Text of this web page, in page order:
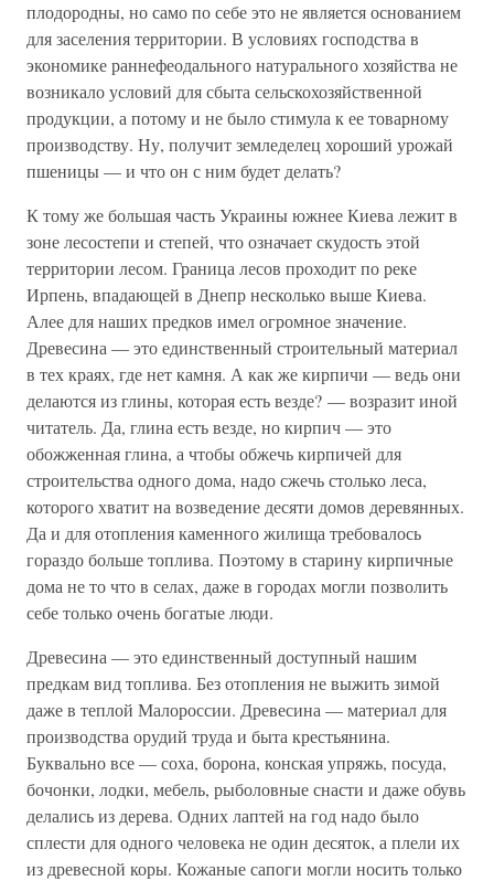
плодородны, но само по себе это не является основанием
для заселения территории. В условиях господства в
экономике раннефеодального натурального хозяйства не
возникало условий для сбыта сельскохозяйственной
продукции, а потому и не было стимула к ее товарному
производству. Ну, получит земледелец хороший урожай
пшеницы — и что он с ним будет делать?
К тому же большая часть Украины южнее Киева лежит в
зоне лесостепи и степей, что означает скудость этой
территории лесом. Граница лесов проходит по реке
Ирпень, впадающей в Днепр несколько выше Киева.
Алее для наших предков имел огромное значение.
Древесина — это единственный строительный материал
в тех краях, где нет камня. А как же кирпичи — ведь они
делаются из глины, которая есть везде? — возразит иной
читатель. Да, глина есть везде, но кирпич — это
обожженная глина, а чтобы обжечь кирпичей для
строительства одного дома, надо сжечь столько леса,
которого хватит на возведение десяти домов деревянных.
Да и для отопления каменного жилища требовалось
гораздо больше топлива. Поэтому в старину кирпичные
дома не то что в селах, даже в городах могли позволить
себе только очень богатые люди.
Древесина — это единственный доступный нашим
предкам вид топлива. Без отопления не выжить зимой
даже в теплой Малороссии. Древесина — материал для
производства орудий труда и быта крестьянина.
Буквально все — соха, борона, конская упряжь, посуда,
бочонки, лодки, мебель, рыболовные снасти и даже обувь
делались из дерева. Одних лаптей на год надо было
сплести для одного человека не один десяток, а плели их
из древесной коры. Кожаные сапоги могли носить только